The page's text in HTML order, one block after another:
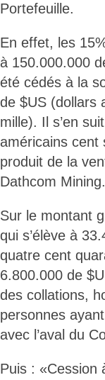
Portefeuille.
En effet, les
à 150.000.000
été cédés à la
de $US (dollars
mille). Il s’en
américains cent
produit de la
Dathcom Mining.
Sur le montant
qui s’élève à
quatre cent
6.800.000 de
des collations,
personnes
avec l’aval du
Puis : «Cession